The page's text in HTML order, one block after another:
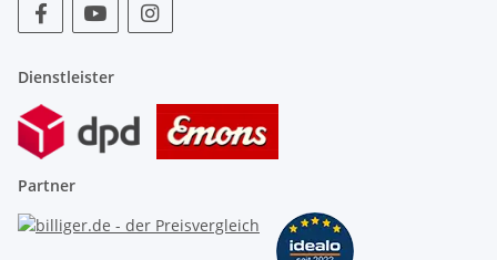
Dienstleister
Partner